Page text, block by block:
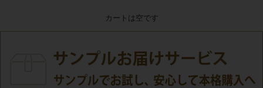
カートは空です